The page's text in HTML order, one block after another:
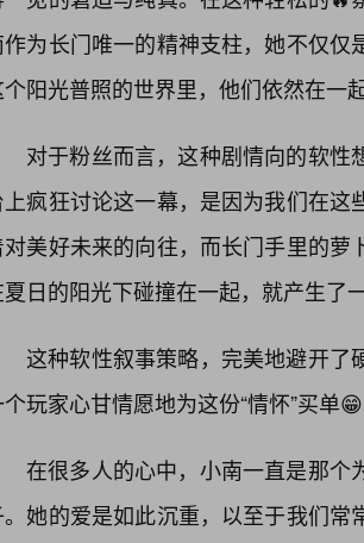
作为长门唯一的精神支柱，她不仅
个阳光普照的世界里，他们依然在一
对于粉丝而言，这种剧情向的软
上疯狂讨论这一幕，是因为我们在
美好未来的向往，而长门手里的
日的阳光下碰撞在一起，就产生了
这种软性叙事策略，完美地避开
玩家心甘情愿地为这份“情怀”买单
在很多人的心中，小南一直是那个
。她的爱是如此沉重，以至于我们